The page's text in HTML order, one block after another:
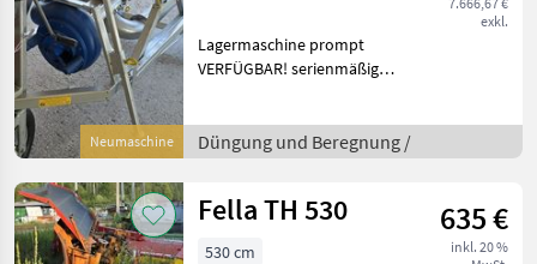
Neumaschine
exkl.
Lagermaschine prompt
VERFÜGBAR! serienmäßige
kW Förderleistung: 3000 –
6000 Liter/ min
Düngung und Beregnung /
Fella TH 530 635 €
inkl. 20 %
530 cm